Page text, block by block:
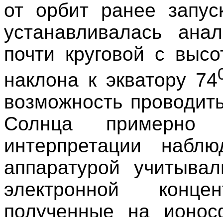
от орбит ранее
устанавливалась
почти круговой с
наклона к экватору 74
возможность
Солнца
интерпретации
аппаратурой
электронной
полученные на